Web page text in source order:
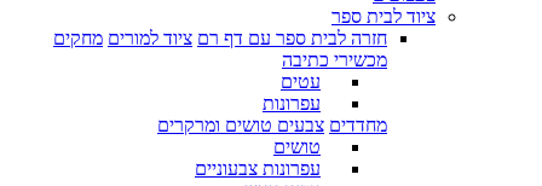
ציוד לבית ספר
חזרה לבית ספר עם דף רם ציוד למורים מחקים
מכשירי כתיבה
עטים
עפרונות
מחדדים צבעים טושים ומרקרים
טושים
עפרונות צבעוניים